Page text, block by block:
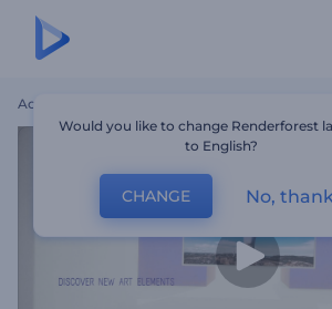
Accueil
Would you like to change Renderforest
to English?
CHANGE No,